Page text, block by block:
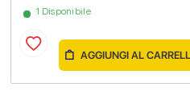
1 Disponibile
AGGIUNGI AL